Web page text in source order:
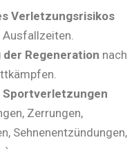
Verletzungsrisikos
Ausfallzeiten.
Regeneration nach
Sportverletzungen
Zerrungen,
Sehnenentzündungen,